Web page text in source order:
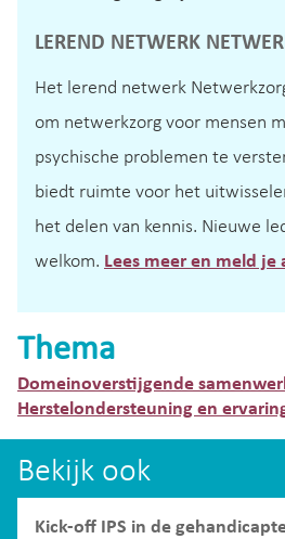
LEREND NETWERK
Het lerend netwerk
om netwerkzorg voor mensen
psychische problemen te
biedt ruimte voor het
het delen van kennis. Nieuwe
welkom. Lees meer en meld je
Thema
Domeinoverstijgende
Herstelondersteuning en
Bekijk ook
Kick-off IPS in de